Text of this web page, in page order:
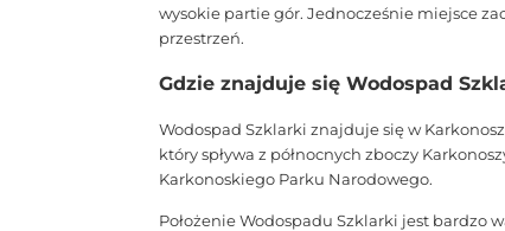
wysokie partie gór. Jednocześnie miejsce
przestrzeń.
Gdzie znajduje się Wodospad
Wodospad Szklarki znajduje się w
który spływa z północnych zboczy
Karkonoskiego Parku Narodowego.
Położenie Wodospadu Szklarki jest bardzo